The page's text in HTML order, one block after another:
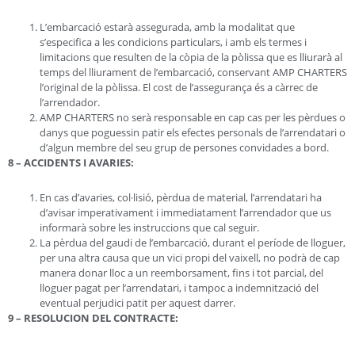
L’embarcació estarà assegurada, amb la modalitat que
s’especifica a les condicions particulars, i amb els termes i
limitacions que resulten de la còpia de la pòlissa que es lliurarà al
temps del lliurament de l’embarcació, conservant AMP CHARTERS
l’original de la pòlissa. El cost de l’assegurança és a càrrec de
l’arrendador.
AMP CHARTERS no serà responsable en cap cas per les pèrdues o
danys que poguessin patir els efectes personals de l’arrendatari o
d’algun membre del seu grup de persones convidades a bord.
8 – ACCIDENTS I AVARIES:
En cas d’avaries, col·lisió, pèrdua de material, l’arrendatari ha
d’avisar imperativament i immediatament l’arrendador que us
informarà sobre les instruccions que cal seguir.
La pèrdua del gaudi de l’embarcació, durant el període de lloguer,
per una altra causa que un vici propi del vaixell, no podrà de cap
manera donar lloc a un reemborsament, fins i tot parcial, del
lloguer pagat per l’arrendatari, i tampoc a indemnització del
eventual perjudici patit per aquest darrer.
9 – RESOLUCION DEL CONTRACTE: